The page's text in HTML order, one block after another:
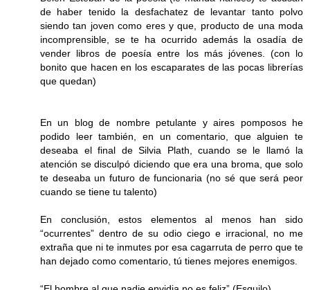
de haber tenido la desfachatez de levantar tanto polvo
siendo tan joven como eres y que, producto de una moda
incomprensible, se te ha ocurrido además la osadía de
vender libros de poesía entre los más jóvenes. (con lo
bonito que hacen en los escaparates de las pocas librerías
que quedan)
En un blog de nombre petulante y aires pomposos he
podido leer también, en un comentario, que alguien te
deseaba el final de Silvia Plath, cuando se le llamó la
atención se disculpó diciendo que era una broma, que solo
te deseaba un futuro de funcionaria (no sé que será peor
cuando se tiene tu talento)
En conclusión, estos elementos al menos han sido
“ocurrentes” dentro de su odio ciego e irracional, no me
extraña que ni te inmutes por esa cagarruta de perro que te
han dejado como comentario, tú tienes mejores enemigos.